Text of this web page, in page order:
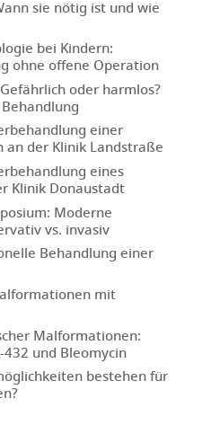
sie nötig ist und wie
bei Kindern:
ohne offene Operation
oder harmlos?
einer
der Klinik Landstraße
eines
Klinik Donaustadt
Moderne
vs. invasiv
Behandlung einer
mit
Malformationen:
und Bleomycin
bestehen für